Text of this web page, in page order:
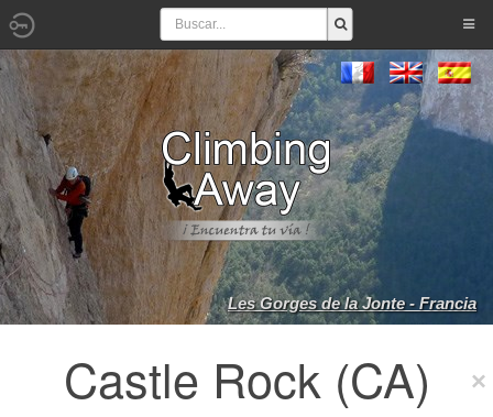
Les Gorges de la Jonte - Francia
Castle Rock (CA)